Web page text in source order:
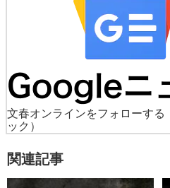
文春オンラインをフォローする
ック）
関連記事